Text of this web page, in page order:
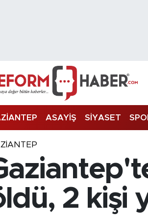
ASAYİŞ SİYASET
2 kişi
Durumu ve Fikstür
Haberleri